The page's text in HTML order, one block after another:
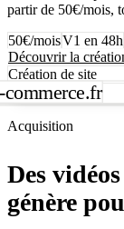
partir de 50€/mois,
50€/moisV1 en 48h
Découvrir la
Création de site
commerce.fr
Acquisition
Des
génère